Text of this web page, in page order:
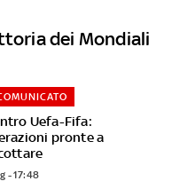
dei Mondiali
Uefa-Fifa:
pronte a
- 17:48